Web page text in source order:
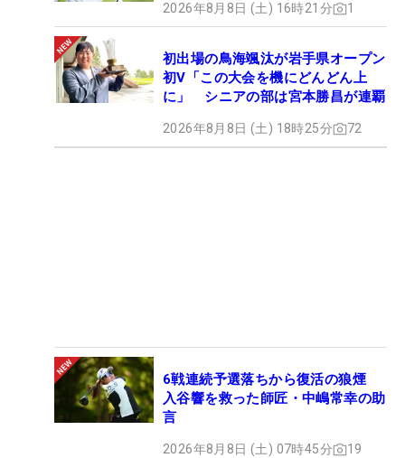
2026年8月8日 (土) 16時21分 1
初出場の鳥海颯汰が岩手県オープン
初V「この大会を機にどんどん上
に」 シニアの部は宮本勝昌が連覇
2026年8月8日 (土) 18時25分 72
6戦連続予選落ちから復活の狼煙
入谷響を救った師匠・中嶋常幸の助
言
2026年8月8日 (土) 07時45分 19